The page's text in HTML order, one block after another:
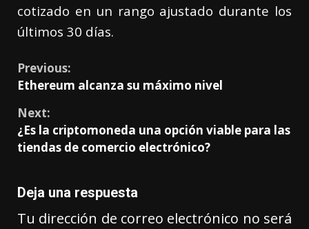
cotizado en un rango ajustado durante los
últimos 30 días.
Previous:
Ethereum alcanza su máximo nivel
Next:
¿Es la criptomoneda una opción viable para las
tiendas de comercio electrónico?
Deja una respuesta
Tu dirección de correo electrónico no será